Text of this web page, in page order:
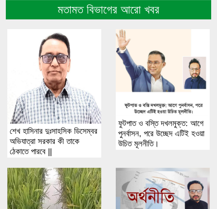
মতামত বিভাগের আরো খবর
শেখ হাসিনার দুঃসাহসিক ডিসেম্বর
অভিযাত্রা সরকার কী তাকে
ঠেকাতে পারবে ||
ফুটপাত ও বস্তি দখলমুক্ত: আগে
পুনর্বাসন, পরে উচ্ছেদ এটিই হওয়া
উচিত মূলনীতি।